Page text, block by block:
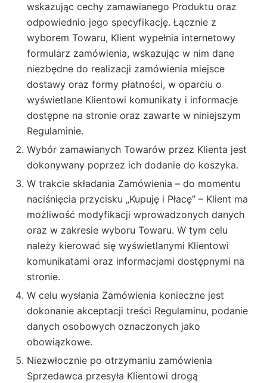
wskazując cechy zamawianego Produktu oraz
odpowiednio jego specyfikację. Łącznie z
wyborem Towaru, Klient wypełnia internetowy
formularz zamówienia, wskazując w nim dane
niezbędne do realizacji zamówienia miejsce
dostawy oraz formy płatności, w oparciu o
wyświetlane Klientowi komunikaty i informacje
dostępne na stronie oraz zawarte w niniejszym
Regulaminie.
Wybór zamawianych Towarów przez Klienta jest
dokonywany poprzez ich dodanie do koszyka.
W trakcie składania Zamówienia – do momentu
naciśnięcia przycisku „Kupuję i Płacę” – Klient ma
możliwość modyfikacji wprowadzonych danych
oraz w zakresie wyboru Towaru. W tym celu
należy kierować się wyświetlanymi Klientowi
komunikatami oraz informacjami dostępnymi na
stronie.
W celu wysłania Zamówienia konieczne jest
dokonanie akceptacji treści Regulaminu, podanie
danych osobowych oznaczonych jako
obowiązkowe.
Niezwłocznie po otrzymaniu zamówienia
Sprzedawca przesyła Klientowi drogą